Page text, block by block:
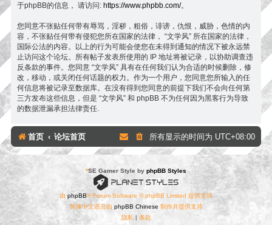
于phpBB的信息， 请访问: https://www.phpbb.com/。
您同意不张贴任何带有辱骂，淫秽，粗俗，诽谤，仇恨，威胁，色情的内
容，不张贴任何带有侵犯您所在国家的法律， “文学风” 所在国家的法律，
国际公法的内容。以上的行为可能会使您在未得到通知的情况下被永远禁
止访问这个论坛。所有帖子发表所使用的 IP 地址将被记录，以协助调查违
反条款的事件。您同意 “文学风” 具有在任何我们认为合适的时候删除，修
改，移动，或关闭任何话题的权力。作为一个用户，您同意您所输入的任
何信息将被记录至数据库。在没有得到您同意的前提下我们不会向任何第
三方发布这些信息，但是 “文学风” 和 phpBB 不为任何因为黑客行为导致
的数据泄漏承担法律责任.
首页 论坛首页 所有显示的时间为 UTC+08:00
*SE Gamer Style by phpBB Styles
由 phpBB® Forum Software © phpBB Limited 提供支持
简体中文语言由 phpBB Chinese 制作并提供支持
隐私 | 条款